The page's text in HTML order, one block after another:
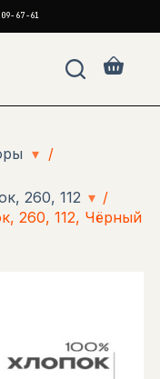
67-61
▾ /
260, 112 ▾ /
260, 112, Чёрный